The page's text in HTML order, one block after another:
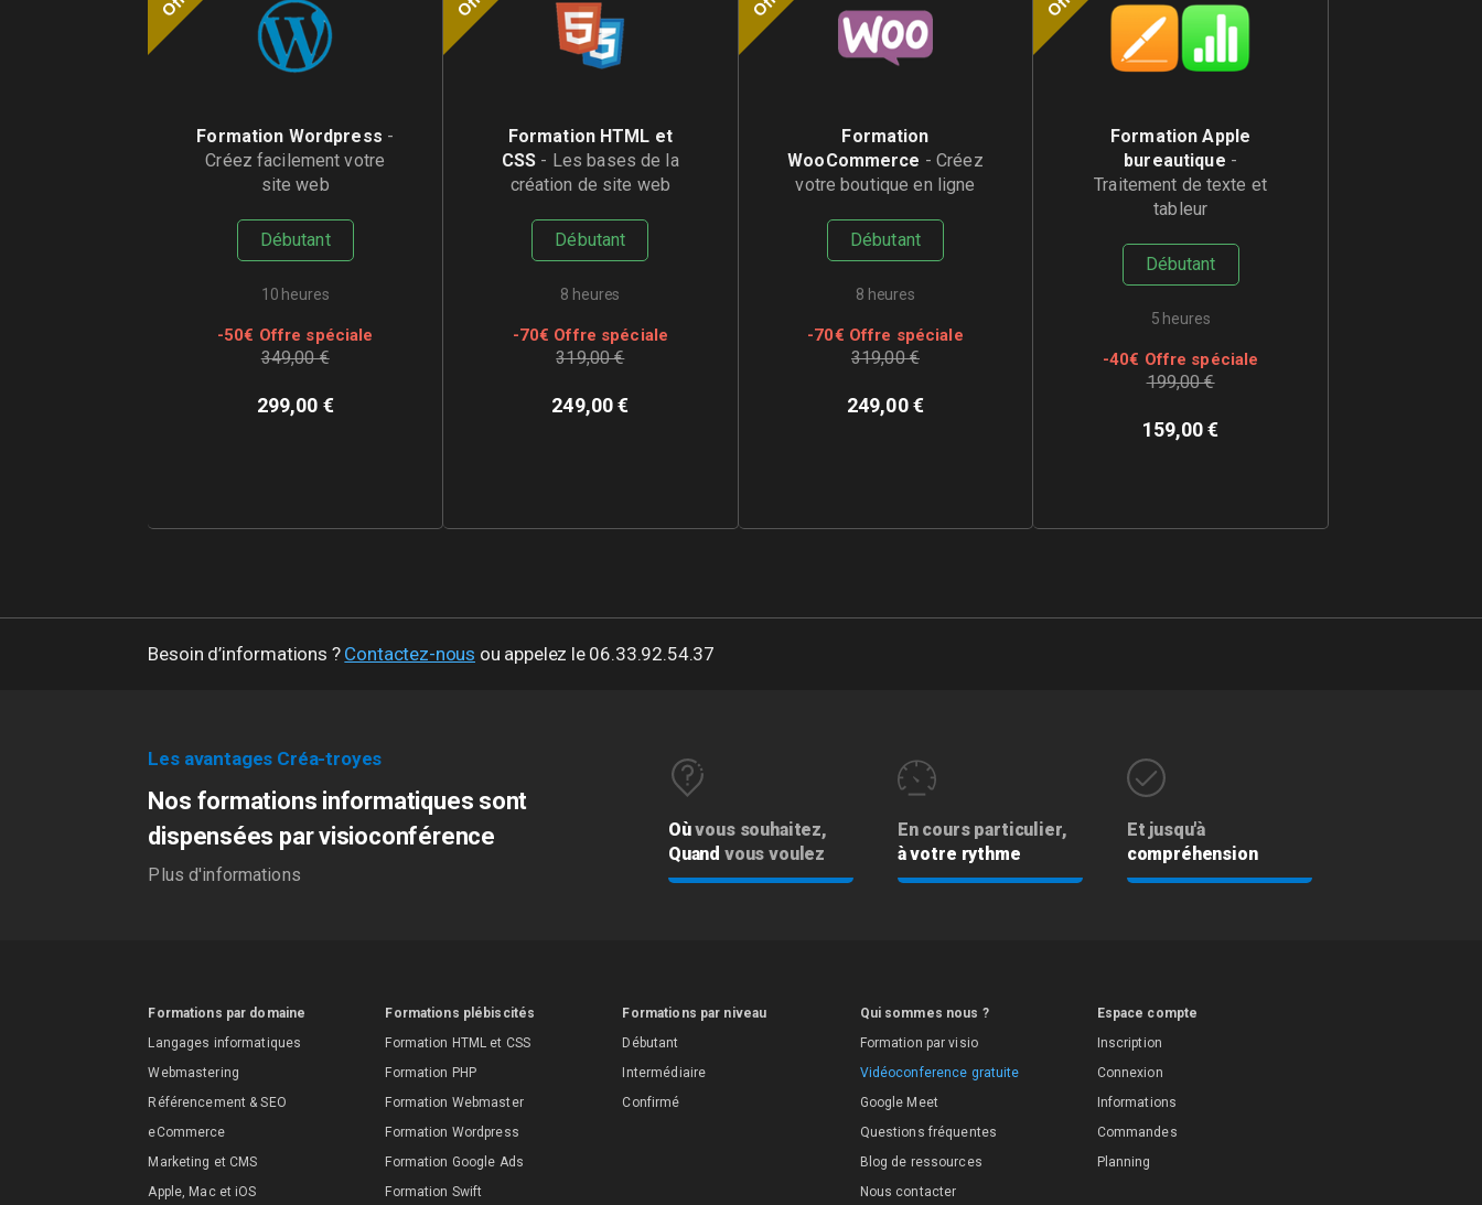
Formation Wordpress -
Créez facilement votre
site web
Débutant
10 heures
-50€ Offre spéciale
349,00 €
299,00 €
Formation HTML et
CSS - Les bases de la
création de site web
Débutant
8 heures
-70€ Offre spéciale
319,00 €
249,00 €
Formation
WooCommerce -Créez
votre boutique en ligne
Débutant
8 heures
-70€ Offre spéciale
319,00 €
249,00 €
Formation Apple
bureautique -
Traitement de texte et
tableur
Débutant
5 heures
-40€ Offre spéciale
199,00 €
159,00 €
Besoin d’informations ? Contactez-nous ou appelez le 06.33.92.54.37
Les avantages Créa-troyes
Nos formations informatiques sont
dispensées par visioconférence
Plus d'informations
Oùvous souhaitez,
Quand vous voulez
En cours particulier,
à votre rythme
Et jusqu'à
compréhension
Formations par domaine
Langages informatiques
Webmastering
Référencement & SEO
eCommerce
Marketing et CMS
Apple, Mac et iOS
Formations plébiscités
Formation HTML et CSS
Formation PHP
Formation Webmaster
Formation Wordpress
Formation Google Ads
Formation Swift
Formations par niveau
Débutant
Intermédiaire
Confirmé
Qui sommes nous ?
Formation par visio
Vidéoconference gratuite
Google Meet
Questions fréquentes
Blog de ressources
Nous contacter
Espace compte
Inscription
Connexion
Informations
Commandes
Planning